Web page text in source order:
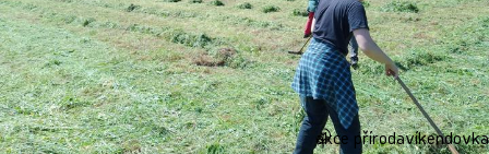
akce přírodavíkendovka